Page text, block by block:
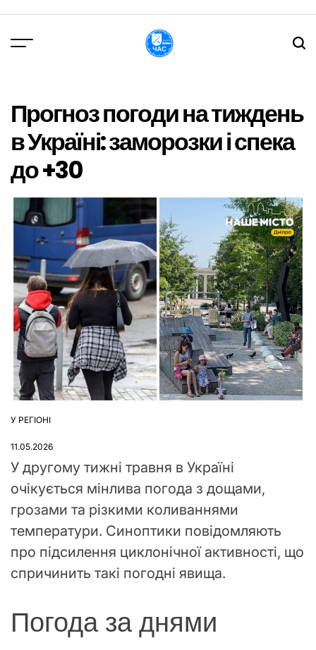
вмісту
Прогноз погоди на тиждень
в Україні: заморозки і спека
до +30
ОПУБЛІКУВАТИ
У РЕГІОНІ
11.05.2026
У другому тижні травня в Україні
очікується мінлива погода з дощами,
грозами та різкими коливаннями
температури. Синоптики повідомляють
про підсилення циклонічної активності, що
спричинить такі погодні явища.
Погода за днями